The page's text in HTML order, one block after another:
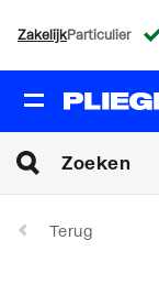
ZakelijkParticulier
Terug